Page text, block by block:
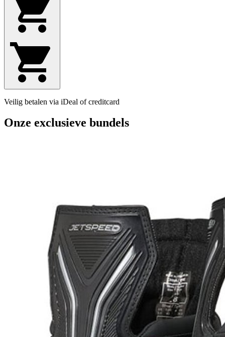
Veilig betalen via iDeal of creditcard
Onze exclusieve bundels